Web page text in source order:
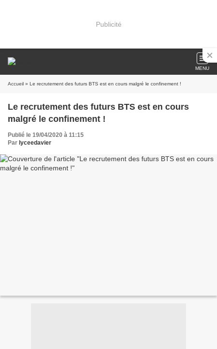
Publicité
MENU
Accueil » Le recrutement des futurs BTS est en cours malgré le confinement !
Le recrutement des futurs BTS est en cours
malgré le confinement !
Publié le 19/04/2020 à 11:15
Par lyceedavier